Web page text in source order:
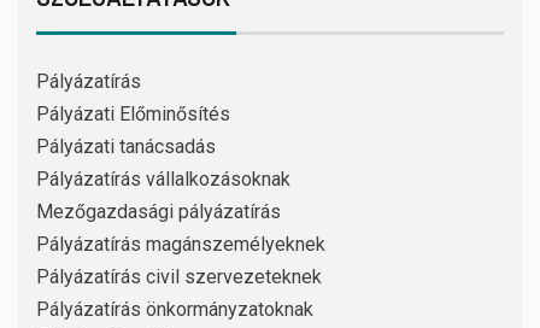
Pályázatírás
Pályázati Előminősítés
Pályázati tanácsadás
Pályázatírás vállalkozásoknak
Mezőgazdasági pályázatírás
Pályázatírás magánszemélyeknek
Pályázatírás civil szervezeteknek
Pályázatírás önkormányzatoknak